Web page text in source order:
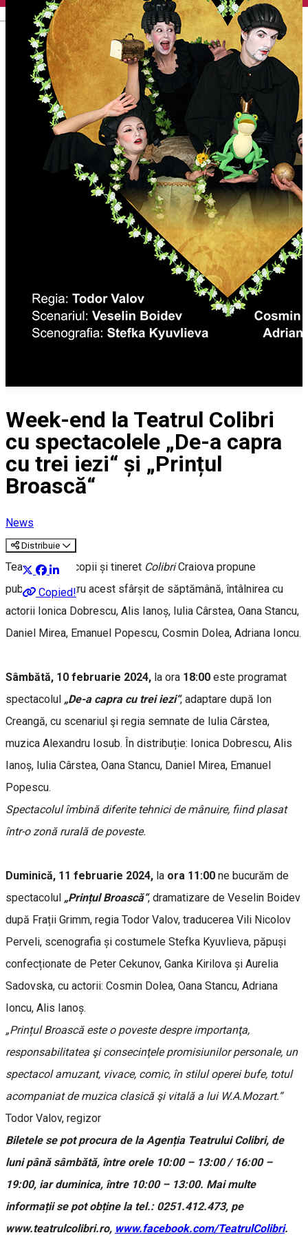
English
Week-end la Teatrul Colibri
cu spectacolele „De-a capra
cu trei iezi“ și „Prințul
Broască“
News
Distribuie
Copied!
Teatrul pentru copii și tineret ColibriCraiova propune
publicului, pentru acest sfârșit de săptămână, întâlnirea cu
actorii Ionica Dobrescu, Alis Ianoș, Iulia Cârstea, Oana Stancu,
Daniel Mirea, Emanuel Popescu, Cosmin Dolea, Adriana Ioncu.
Sâmbătă, 10 februarie 2024, la ora 18:00 este programat
spectacolul „De-a capra cu trei iezi“, adaptare după Ion
Creangă, cu scenariul şi regia semnate de Iulia Cârstea,
muzica Alexandru Iosub. În distribuție: Ionica Dobrescu, Alis
Ianoș, Iulia Cârstea, Oana Stancu, Daniel Mirea, Emanuel
Popescu.
Spectacolul îmbină diferite tehnici de mânuire, fiind plasat
într-o zonă rurală de poveste.
Duminică, 11 februarie 2024, la ora 11:00 ne bucurăm de
spectacolul „Prințul Broască“, dramatizare de Veselin Boidev
după Frații Grimm, regia Todor Valov, traducerea Vili Nicolov
Perveli, scenografia și costumele Stefka Kyuvlieva, păpuși
confecționate de Peter Cekunov, Ganka Kirilova și Aurelia
Sadovska, cu actorii: Cosmin Dolea, Oana Stancu, Adriana
Ioncu, Alis Ianoș.
„Prințul Broască este o poveste despre importanţa,
responsabilitatea şi consecinţele promisiunilor personale, un
spectacol amuzant, vivace, comic, în stilul operei bufe, totul
acompaniat de muzica clasică şi vitală a lui W.A.Mozart.“
Todor Valov, regizor
Biletele se pot procura de la Agenția Teatrului Colibri, de
luni până sâmbătă, între orele 10:00 – 13:00 / 16:00 –
19:00, iar duminica, între 10:00 – 13:00. Mai multe
informații se pot obține la tel.: 0251.412.473, pe
www.teatrulcolibri.ro, www.facebook.com/TeatrulColibri.